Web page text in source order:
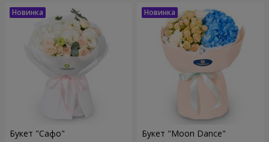
Букет "Сафо" Букет "Moon Dance"